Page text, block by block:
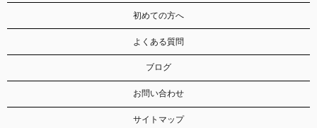
初めての方へ
よくある質問
ブログ
お問い合わせ
サイトマップ